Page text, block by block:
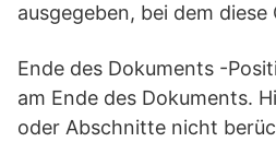
ausgegeben, bei dem
Ende des Dokuments -
am Ende des Dokuments.
oder Abschnitte nicht